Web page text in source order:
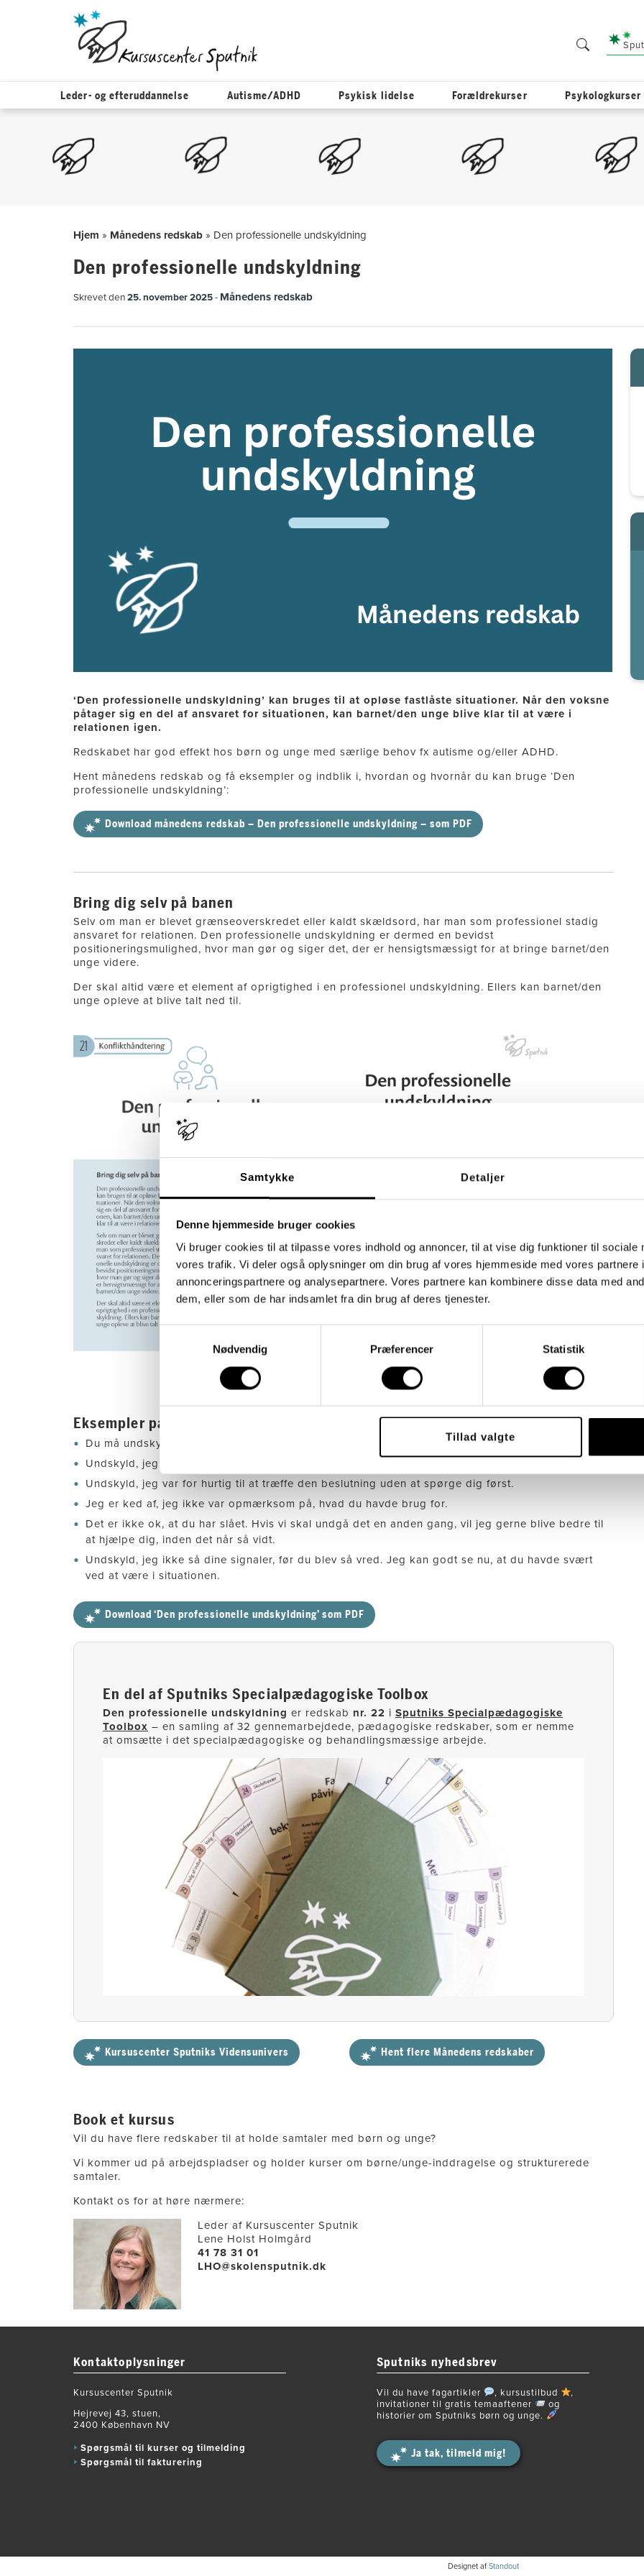
Samtykke Detaljer
Denne hjemmeside bruger cookies
Vi bruger cookies til at tilpasse vores indhold og annoncer, til at vise dig funktioner til sociale
vores trafik. Vi deler også oplysninger om din brug af vores hjemmeside med vores partnere
annonceringspartnere og analysepartnere. Vores partnere kan kombinere disse data med
dem, eller som de har indsamlet fra din brug af deres tjenester.
Nødvendig
Præferencer Statistik
Tillad valgte
Hop
Leder- og efteruddannelse Autisme/ADHD Psykisk lidelse Forældrekurser Psykologkurser
Hjem » Månedens redskab » Den professionelle undskyldning
Den professionelle undskyldning
Skrevet den25. november 2025 Månedens redskab
‘Den professionelle undskyldning’ kan bruges til at opløse fastlåste situationer. Når den voksne
påtager sig en del af ansvaret for situationen, kan barnet/den unge blive klar til at være i
relationen igen.
Redskabet har god effekt hos børn og unge med særlige behov fx autisme og/eller ADHD.
Hent månedens redskab og få eksempler og indblik i, hvordan og hvornår du kan bruge ‘Den
professionelle undskyldning’:
Download månedens redskab – Den professionelle undskyldning – som PDF
Bring dig selv på banen
Selv om man er blevet grænseoverskredet eller kaldt skældsord, har man som professionel stadig
ansvaret for relationen. Den professionelle undskyldning er dermed en bevidst
positioneringsmulighed, hvor man gør og siger det, der er hensigtsmæssigt for at bringe barnet/den
unge videre.
Der skal altid være et element af oprigtighed i en professionel undskyldning. Ellers kan barnet/den
unge opleve at blive talt ned til.
Eksempler på formuleringer:
Du må undskylde, hvis vi ikke har været tydelige omkring, hvad vi forventer af dig.
Undskyld, jeg ikke hørte det, du prøvede at fortælle mig.
Undskyld, jeg var for hurtig til at træffe den beslutning uden at spørge dig først.
Jeg er ked af, jeg ikke var opmærksom på, hvad du havde brug for.
Det er ikke ok, at du har slået. Hvis vi skal undgå det en anden gang, vil jeg gerne blive bedre til
at hjælpe dig, inden det når så vidt.
Undskyld, jeg ikke så dine signaler, før du blev så vred. Jeg kan godt se nu, at du havde svært
ved at være i situationen.
Download ‘Den professionelle undskyldning’ som PDF
En del af Sputniks Specialpædagogiske Toolbox
Den professionelle undskyldning er redskab nr. 22 i Sputniks Specialpædagogiske
Toolbox – en samling af 32 gennemarbejdede, pædagogiske redskaber, som er nemme
at omsætte i det specialpædagogiske og behandlingsmæssige arbejde.
Kursuscenter Sputniks Vidensunivers Hent flere Månedens redskaber
Book et kursus
Vil du have flere redskaber til at holde samtaler med børn og unge?
Vi kommer ud på arbejdspladser og holder kurser om børne/unge-inddragelse og strukturerede
samtaler.
Kontakt os for at høre nærmere:
Leder af Kursuscenter Sputnik
Lene Holst Holmgård
41 78 31 01
LHO@skolensputnik.dk
Kontaktoplysninger
Kursuscenter Sputnik
Hejrevej 43, stuen,
2400 København NV
Spørgsmål til kurser og tilmelding
Spørgsmål til fakturering
Sputniks nyhedsbrev
Vil du have fagartikler , kursustilbud
,
invitationer til gratis temaaftener
og
historier om Sputniks børn og unge.
Ja tak, tilmeld mig!
Designet afStandout